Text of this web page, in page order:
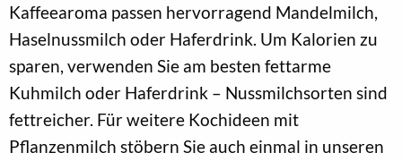
Kaffeearoma passen hervorragend Mandelmilch,
Haselnussmilch oder Haferdrink. Um Kalorien zu
sparen, verwenden Sie am besten fettarme
Kuhmilch oder Haferdrink – Nussmilchsorten sind
fettreicher. Für weitere Kochideen mit
Pflanzenmilch stöbern Sie auch einmal in unseren